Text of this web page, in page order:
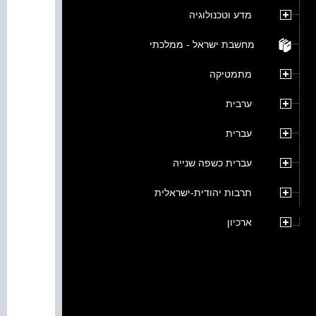
מדע וטכנולוגיה
מחשבת ישראל - ממלכתי
מתמטיקה
ערבית
עברית
עברית כשפה שנייה
תרבות יהודית-ישראלית
ארכיון